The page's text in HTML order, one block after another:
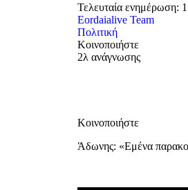
Τελευταία ενημέρωση:
Eordaialive Team
Πολιτική
Κοινοποιήστε
2λ ανάγνωσης
Κοινοποιήστε
Άδωνης: «Εμένα